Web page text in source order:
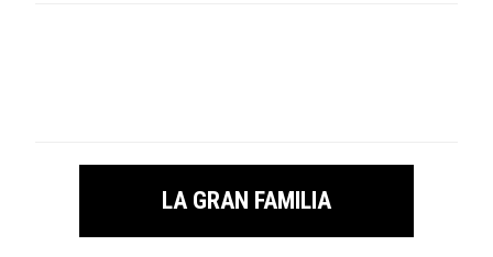
LA GRAN FAMILIA